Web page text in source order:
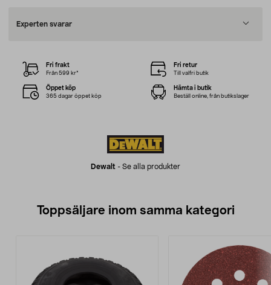
Experten svarar
Dewalt - Se alla produkter
Fri frakt
Från 599 kr*
Fri retur
Till valfri butik
Öppet köp
365 dagar öppet köp
Hämta i butik
Beställ online, från butikslager
Toppsäljare inom samma kategori